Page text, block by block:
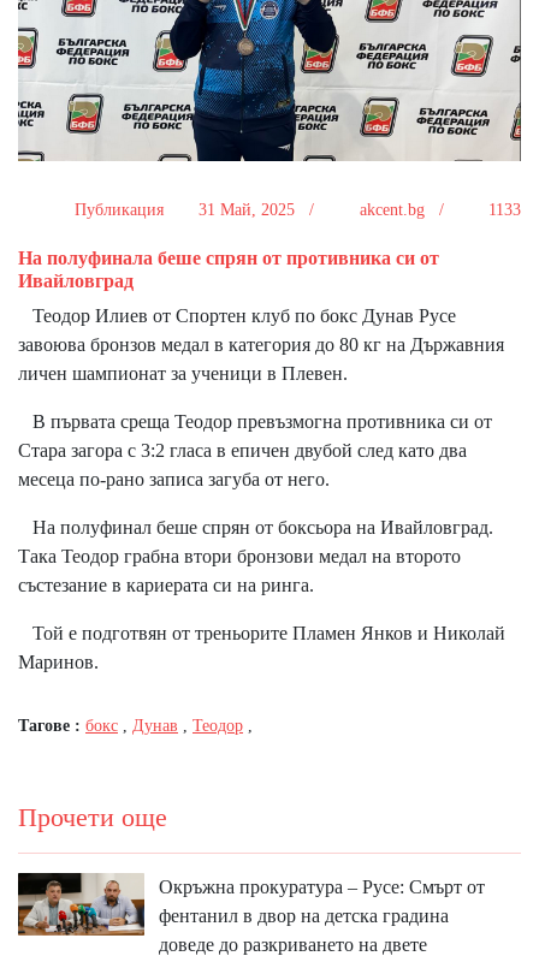
Публикация 31 Май, 2025 / akcent.bg / 1133
На полуфинала беше спрян от противника си от
Ивайловград
Теодор Илиев от Спортен клуб по бокс Дунав Русе
завоюва бронзов медал в категория до 80 кг на Държавния
личен шампионат за ученици в Плевен.
В първата среща Теодор превъзмогна противника си от
Стара загора с 3:2 гласа в епичен двубой след като два
месеца по-рано записа загуба от него.
На полуфинал беше спрян от боксьора на Ивайловград.
Така Теодор грабна втори бронзови медал на второто
състезание в кариерата си на ринга.
Той е подготвян от треньорите Пламен Янков и Николай
Маринов.
Тагове : бокс Дунав Теодор
Прочети още
Окръжна прокуратура – Русе: Смърт от
фентанил в двор на детска градина
доведе до разкриването на двете